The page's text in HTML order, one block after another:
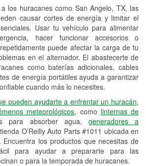
los huracanes como San Angelo, TX, las
causar cortes de energía y limitar el
Usar tu vehículo para alimentar
hacer funcionar accesorios o
puede afectar la carga de tu
en el alternador. El abastecerte de
como baterías adicionales, cables
de energía portátiles ayuda a garantizar
cuando más lo necesites.
pueden ayudarte a enfrentar un huracán,
meteorológicos, como linternas de
para absorber agua, generadores a
O’Reilly Auto Parts #1011 ubicada en
Encuentra los productos que necesitas de
para ayudar a prepararte para las
o para la temporada de huracanes.
Supplies
Supplies